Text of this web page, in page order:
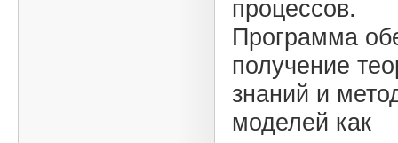
процессов.
Программа
получение
знаний и
моделей как